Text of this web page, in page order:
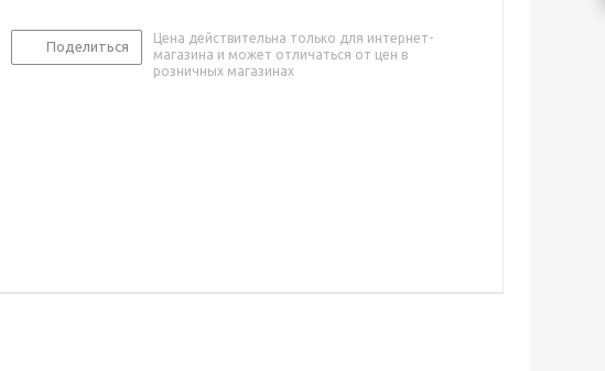
Поделиться
Цена действительна только для интернет-
магазина и может отличаться от цен в
розничных магазинах